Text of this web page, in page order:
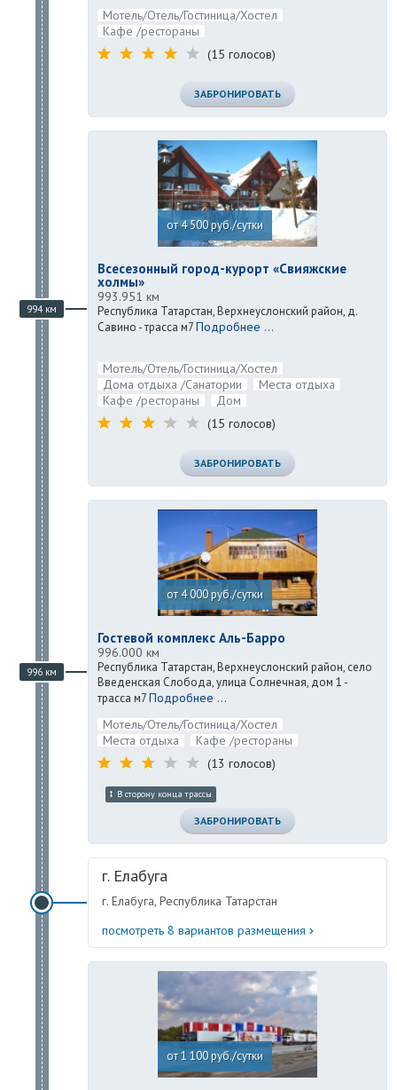
Мотель/Отель/Гостиница/Хостел
Кафе /рестораны
(15 голосов)
ЗАБРОНИРОВАТЬ
994 км
от 4 500 руб./сутки
Всесезонный город-курорт «Свияжские
холмы»
993.951 км
Республика Татарстан, Верхнеуслонский район, д.
Савино - трасса м7Подробнее ...
Мотель/Отель/Гостиница/Хостел
Дома отдыха /Санатории
Места отдыха
Кафе /рестораны
Дом
(15 голосов)
ЗАБРОНИРОВАТЬ
996 км
от 4 000 руб./сутки
Гостевой комплекс Аль-Барро
996.000 км
Республика Татарстан, Верхнеуслонский район, село
Введенская Слобода, улица Солнечная, дом 1 -
трасса м7Подробнее ...
Мотель/Отель/Гостиница/Хостел
Места отдыха
Кафе /рестораны
(13 голосов)
В сторону конца трассы
ЗАБРОНИРОВАТЬ
г. Елабуга
г. Елабуга, Республика Татарстан
посмотреть 8 вариантов размещения
от 1 100 руб./сутки